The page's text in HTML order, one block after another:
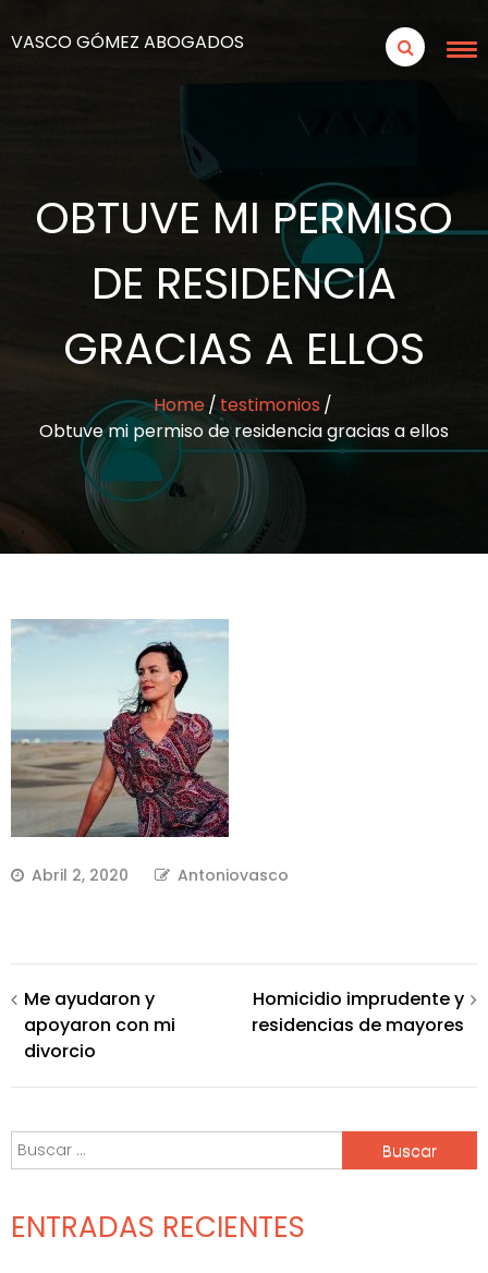
VASCO GÓMEZ ABOGADOS
OBTUVE MI PERMISO
DE RESIDENCIA
GRACIAS A ELLOS
Home
testimonios
Obtuve mi permiso de residencia gracias a ellos
Abril 2, 2020 Antoniovasco
Navegación
de
Me ayudaron y
apoyaron con mi
divorcio
Homicidio imprudente y
residencias de mayores
Buscar:
ENTRADAS RECIENTES